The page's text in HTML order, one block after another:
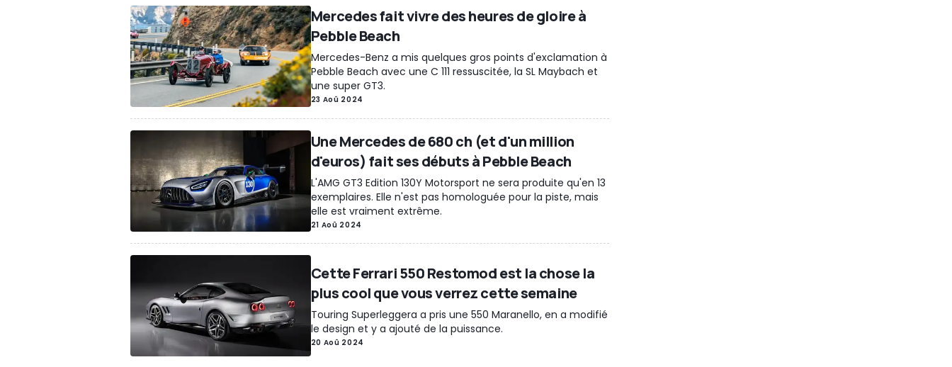
Mercedes fait vivre des heures de gloire à
Pebble Beach
Mercedes-Benz a mis quelques gros points d'exclamation à
Pebble Beach avec une C 111 ressuscitée, la SL Maybach et
une super GT3.
23 Aoû 2024
Une Mercedes de 680 ch (et d'un million
d'euros) fait ses débuts à Pebble Beach
L'AMG GT3 Edition 130Y Motorsport ne sera produite qu'en 13
exemplaires. Elle n'est pas homologuée pour la piste, mais
elle est vraiment extrême.
21 Aoû 2024
Cette Ferrari 550 Restomod est la chose la
plus cool que vous verrez cette semaine
Touring Superleggera a pris une 550 Maranello, en a modifié
le design et y a ajouté de la puissance.
20 Aoû 2024